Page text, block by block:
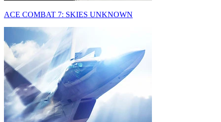
ACE COMBAT 7: SKIES UNKNOWN